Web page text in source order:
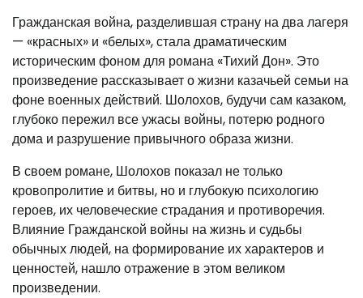
Гражданская война, разделившая страну на два лагеря
— «красных» и «белых», стала драматическим
историческим фоном для романа «Тихий Дон». Это
произведение рассказывает о жизни казачьей семьи на
фоне военных действий. Шолохов, будучи сам казаком,
глубоко пережил все ужасы войны, потерю родного
дома и разрушение привычного образа жизни.
В своем романе, Шолохов показал не только
кровопролитие и битвы, но и глубокую психологию
героев, их человеческие страдания и противоречия.
Влияние Гражданской войны на жизнь и судьбы
обычных людей, на формирование их характеров и
ценностей, нашло отражение в этом великом
произведении.